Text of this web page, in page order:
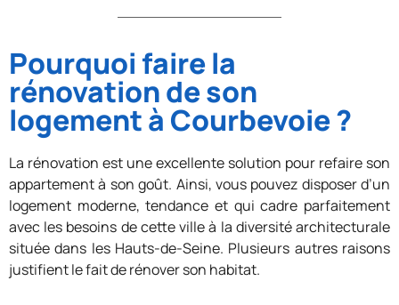
Pourquoi faire la
rénovation de son
logement à Courbevoie ?
La rénovation est une excellente solution pour refaire son
appartement à son goût. Ainsi, vous pouvez disposer d’un
logement moderne, tendance et qui cadre parfaitement
avec les besoins de cette ville à la diversité architecturale
située dans les Hauts-de-Seine. Plusieurs autres raisons
justifient le fait de rénover son habitat.